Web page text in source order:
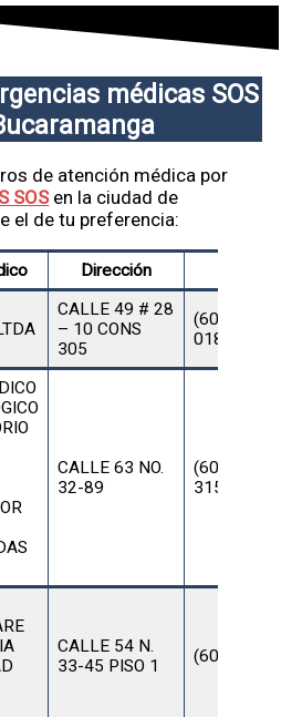
médicas SOS
de atención médica por
SOSen la ciudad de
el de tu preferencia:
Dirección
CALLE 49 # 28
– 10 CONS
305
(602)
CALLE 63 NO.
32-89
(602)
3153519082
CALLE 54 N.
33-45 PISO 1
(602)